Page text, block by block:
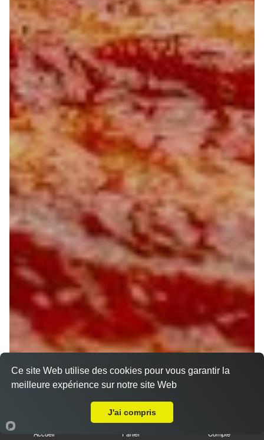
Accueil Panier Compte
Ce site Web utilise des cookies pour vous garantir la
meilleure expérience sur notre site Web
J'ai compris